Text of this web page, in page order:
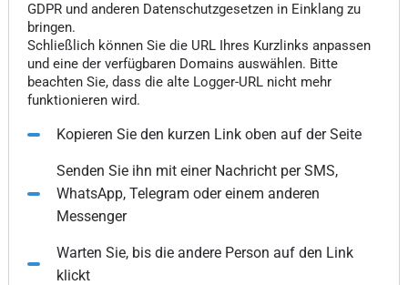
GDPR und anderen Datenschutzgesetzen in Einklang zu
bringen.
Schließlich können Sie die URL Ihres Kurzlinks anpassen
und eine der verfügbaren Domains auswählen. Bitte
beachten Sie, dass die alte Logger-URL nicht mehr
funktionieren wird.
Kopieren Sie den kurzen Link oben auf der Seite
Senden Sie ihn mit einer Nachricht per SMS,
WhatsApp, Telegram oder einem anderen
Messenger
Warten Sie, bis die andere Person auf den Link
klickt